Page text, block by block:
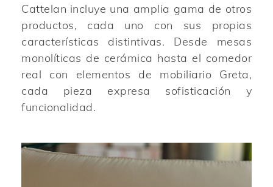
Cattelan incluye una amplia gama de otros
productos, cada uno con sus propias
características distintivas. Desde mesas
monolíticas de cerámica hasta el comedor
real con elementos de mobiliario Greta,
cada pieza expresa sofisticación y
funcionalidad.